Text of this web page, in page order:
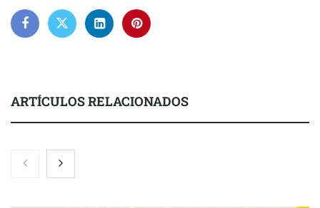
ARTÍCULOS RELACIONADOS
Nicols presenta seis modelos de anillos de compromiso para el
eclipse solar del 12 de agosto